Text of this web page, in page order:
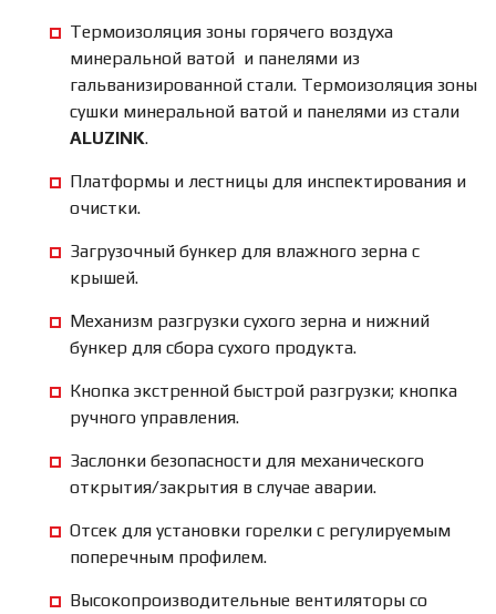
Термоизоляция зоны горячего воздуха
минеральной ватой и панелями из
гальванизированной стали. Термоизоляция зоны
сушки минеральной ватой и панелями из стали
ALUZINK.
Платформы и лестницы для инспектирования и
очистки.
Загрузочный бункер для влажного зерна с
крышей.
Механизм разгрузки сухого зерна и нижний
бункер для сбора сухого продукта.
Кнопка экстренной быстрой разгрузки; кнопка
ручного управления.
Заслонки безопасности для механического
открытия/закрытия в случае аварии.
Отсек для установки горелки с регулируемым
поперечным профилем.
Высокопроизводительные вентиляторы со